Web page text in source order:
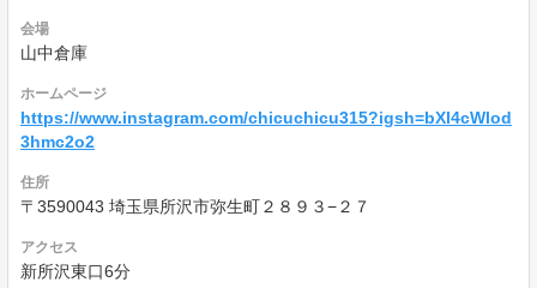
会場
山中倉庫
ホームページ
https://www.instagram.com/chicuchicu315?igsh=bXl4cWlod
3hmc2o2
住所
〒3590043 埼玉県所沢市弥生町２８９３−２７
アクセス
新所沢東口6分